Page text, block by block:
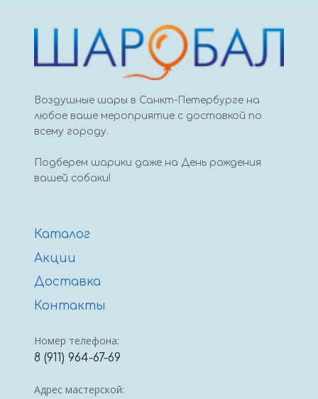
Воздушные шары в Санкт-Петербурге на
любое ваше мероприятие с доставкой по
всему городу.
Подберем шарики даже на День рождения
вашей собаки!
Каталог
Акции
Доставка
Контакты
Номер телефона:
8 (911) 964-67-69
Адрес мастерской: